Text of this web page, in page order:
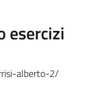
esercizi
alberto-2/